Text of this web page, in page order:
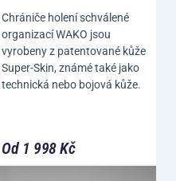
Chrániče holení schválené
organizací WAKO jsou
vyrobeny z patentované kůže
Super-Skin, známé také jako
technická nebo bojová kůže.
Od 1 998 Kč